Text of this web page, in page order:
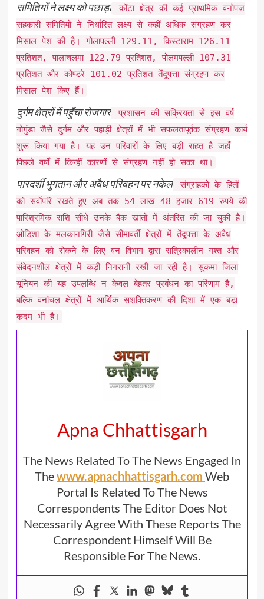
समितियों ने लक्ष्य को पछाड़ा
कोंटा क्षेत्र की कई प्राथमिक वनोपज
सहकारी समितियों ने निर्धारित लक्ष्य से कहीं अधिक संग्रहण कर
मिसाल पेश की है। गोलापल्ली 129.11, किस्टाराम 126.11
प्रतिशत, पालाचलमा 122.79 प्रतिशत, पोलमपल्ली 107.31
प्रतिशत और कोण्डरे 101.02 प्रतिशत तेंदूपत्ता संग्रहण कर
मिसाल पेश किए हैं।
दुर्गम क्षेत्रों में पहुँचा रोजगार
प्रशासन की सक्रियता से इस वर्ष
गोगुंडा जैसे दुर्गम और पहाड़ी क्षेत्रों में भी सफलतापूर्वक संग्रहण कार्य
शुरू किया गया है। यह उन परिवारों के लिए बड़ी राहत है जहाँ
पिछले वर्षों में किन्हीं कारणों से संग्रहण नहीं हो सका था।
पारदर्शी भुगतान और अवैध परिवहन पर नकेल
संग्राहकों के हितों
को सर्वाेपरि रखते हुए अब तक 54 लाख 48 हजार 619 रुपये की
पारिश्रमिक राशि सीधे उनके बैंक खातों में अंतरित की जा चुकी है।
ओडिशा के मलकानगिरी जैसे सीमावर्ती क्षेत्रों में तेंदूपत्ता के अवैध
परिवहन को रोकने के लिए वन विभाग द्वारा रात्रिकालीन गश्त और
संवेदनशील क्षेत्रों में कड़ी निगरानी रखी जा रही है। सुकमा जिला
यूनियन की यह उपलब्धि न केवल बेहतर प्रबंधन का परिणाम है,
बल्कि वनांचल क्षेत्रों में आर्थिक सशक्तिकरण की दिशा में एक बड़ा
कदम भी है।
Apna Chhattisgarh
The News Related To The News Engaged In
Thewww.apnachhattisgarh.com Web
Portal Is Related To The News
Correspondents The Editor Does Not
Necessarily Agree With These Reports The
Correspondent Himself Will Be
Responsible For The News.